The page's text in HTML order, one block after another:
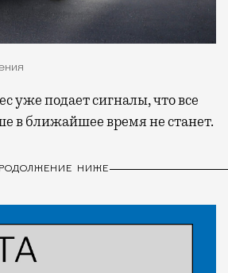
в ближайшее время не станет.
НИЖЕ